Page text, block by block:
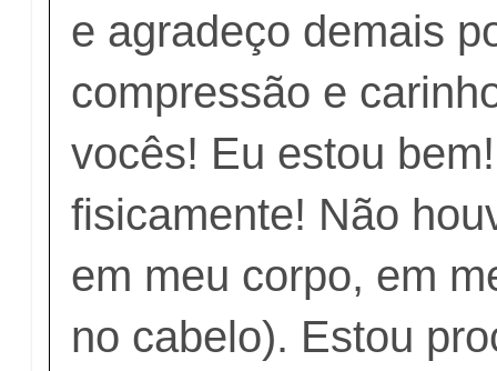
e agradeço demais
compressão e
vocês! Eu estou
fisicamente! Não
em meu corpo, em
no cabelo). Estou